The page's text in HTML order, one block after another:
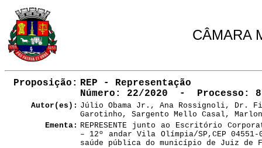
CÂMARA
Proposição: REP - Representação
Número : 22/2020 - Processo:
Autor(es): Júlio Obama Jr., Ana Rossignoli, Dr.
Garotinho, Sargento Mello Casal,
Ementa: REPRESENTE junto ao Escritório
– 12º andar Vila Olímpia/SP,CEP
saúde pública do município de Juiz de